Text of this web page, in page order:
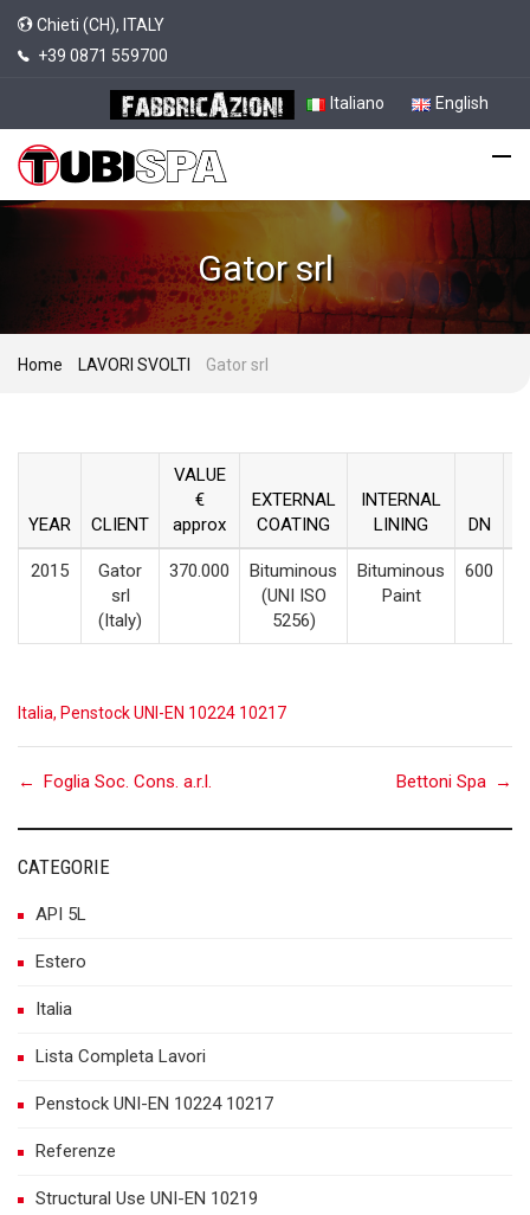
Chieti (CH), ITALY
+39 0871 559700
Italiano English
Gator srl
Home LAVORI SVOLTI Gator srl
YEAR CLIENT
VALUE
€
approx
EXTERNAL
COATING
INTERNAL
LINING
DN
2015
Gator
srl
(Italy)
370.000
Bituminous
(UNI ISO
5256)
Bituminous
Paint
600
Italia, Penstock UNI-EN 10224 10217
Post
navigation
← Foglia Soc. Cons. a.r.l. Bettoni Spa →
CATEGORIE
API 5L
Estero
Italia
Lista Completa Lavori
Penstock UNI-EN 10224 10217
Referenze
Structural Use UNI-EN 10219